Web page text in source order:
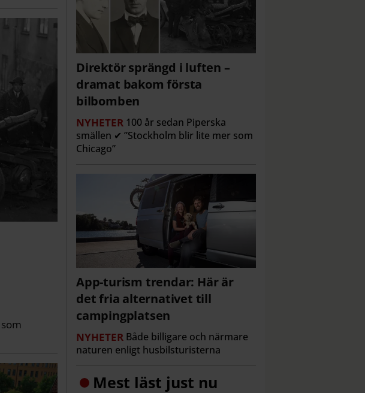
Direktör sprängd i luften –
dramat bakom första
bilbomben
NYHETER 100 år sedan Piperska
smällen ✔ ”Stockholm blir lite mer som
Chicago”
App-turism trendar: Här är
det fria alternativet till
campingplatsen
NYHETER Både billigare och närmare
naturen enligt husbilsturisterna
Mest läst just nu